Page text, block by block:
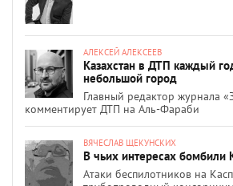
АЛЕКСЕЙ АЛЕКСЕЕВ
Казахстан в ДТП каждый
небольшой город
Главный редактор журнала
комментирует ДТП на Аль-Фараби
ВЯЧЕСЛАВ ЩЕКУНСКИХ
В чьих интересах бомбили
Атаки беспилотников на